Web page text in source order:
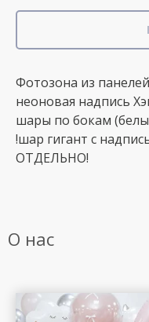
Фотозона из
неоновая надпись
шары по бокам
!шар гигант с
ОТДЕЛЬНО!
О нас